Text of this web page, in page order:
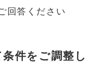
件をご調整し